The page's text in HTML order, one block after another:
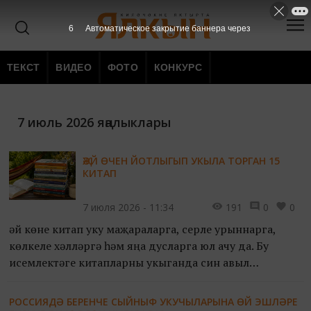
ТЕКСТ ВИДЕО ФОТО КОНКУРС
7 июль 2026 яңалыклары
ҖӘЙ ӨЧЕН ЙОТЛЫГЫП УКЫЛА ТОРГАН 15
КИТАП
7 июля 2026 - 11:34 191 0 0
Җәй көне китап уку маҗараларга, серле урыннарга,
көлкеле хәлләргә һәм яңа дусларга юл ачу да. Бу
исемлектәге китапларны укыганда син авыл
супермаркетка да кереп чыгарсың, шымчылар
РОССИЯДӘ БЕРЕНЧЕ СЫЙНЫФ УКУЧЫЛАРЫНА ӨЙ ЭШЛӘРЕ
6 Автоматическое закрытие баннера через